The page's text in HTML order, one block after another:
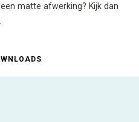
matte afwerking? Kijk dan